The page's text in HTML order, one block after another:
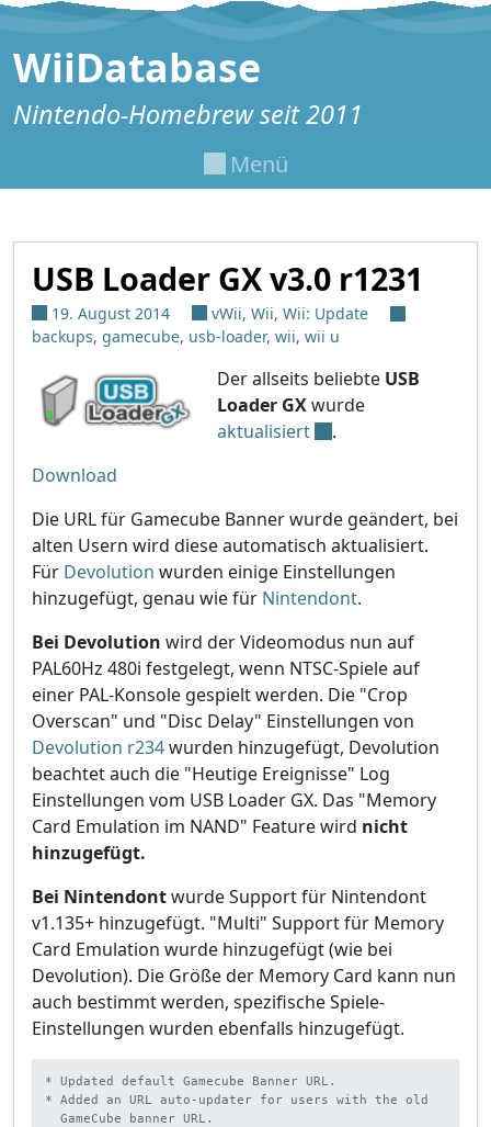
Zum Inhalt springen
WiiDatabase
Nintendo-Homebrew seit 2011
Menü
USB Loader GX v3.0 r1231
19. August 2014 vWii, Wii, Wii: Update
backups, gamecube, usb-loader, wii, wii u
Der allseits beliebte USB
Loader GXwurde
aktualisiert
.
Download
Die URL für Gamecube Banner wurde geändert, bei
alten Usern wird diese automatisch aktualisiert.
Für Devolution wurden einige Einstellungen
hinzugefügt, genau wie für Nintendont.
Bei Devolution wird der Videomodus nun auf
PAL60Hz 480i festgelegt, wenn NTSC-Spiele auf
einer PAL-Konsole gespielt werden. Die "Crop
Overscan" und "Disc Delay" Einstellungen von
Devolution r234wurden hinzugefügt, Devolution
beachtet auch die "Heutige Ereignisse" Log
Einstellungen vom USB Loader GX. Das "Memory
Card Emulation im NAND" Feature wird nicht
hinzugefügt.
Bei Nintendontwurde Support für Nintendont
v1.135+ hinzugefügt. "Multi" Support für Memory
Card Emulation wurde hinzugefügt (wie bei
Devolution). Die Größe der Memory Card kann nun
auch bestimmt werden, spezifische Spiele-
Einstellungen wurden ebenfalls hinzugefügt.
* Updated default Gamecube Banner URL.
* Added an URL auto-updater for users with the old
  GameCube banner URL.